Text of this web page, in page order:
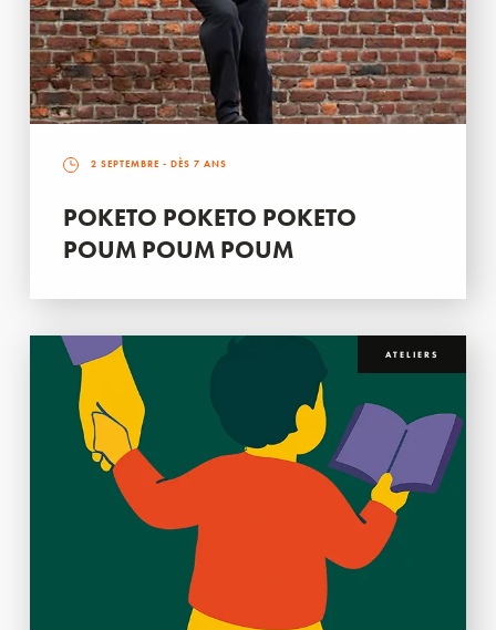
2 SEPTEMBRE - DÈS 7 ANS
POKETO POKETO POKETO
POUM POUM POUM
ATELIERS